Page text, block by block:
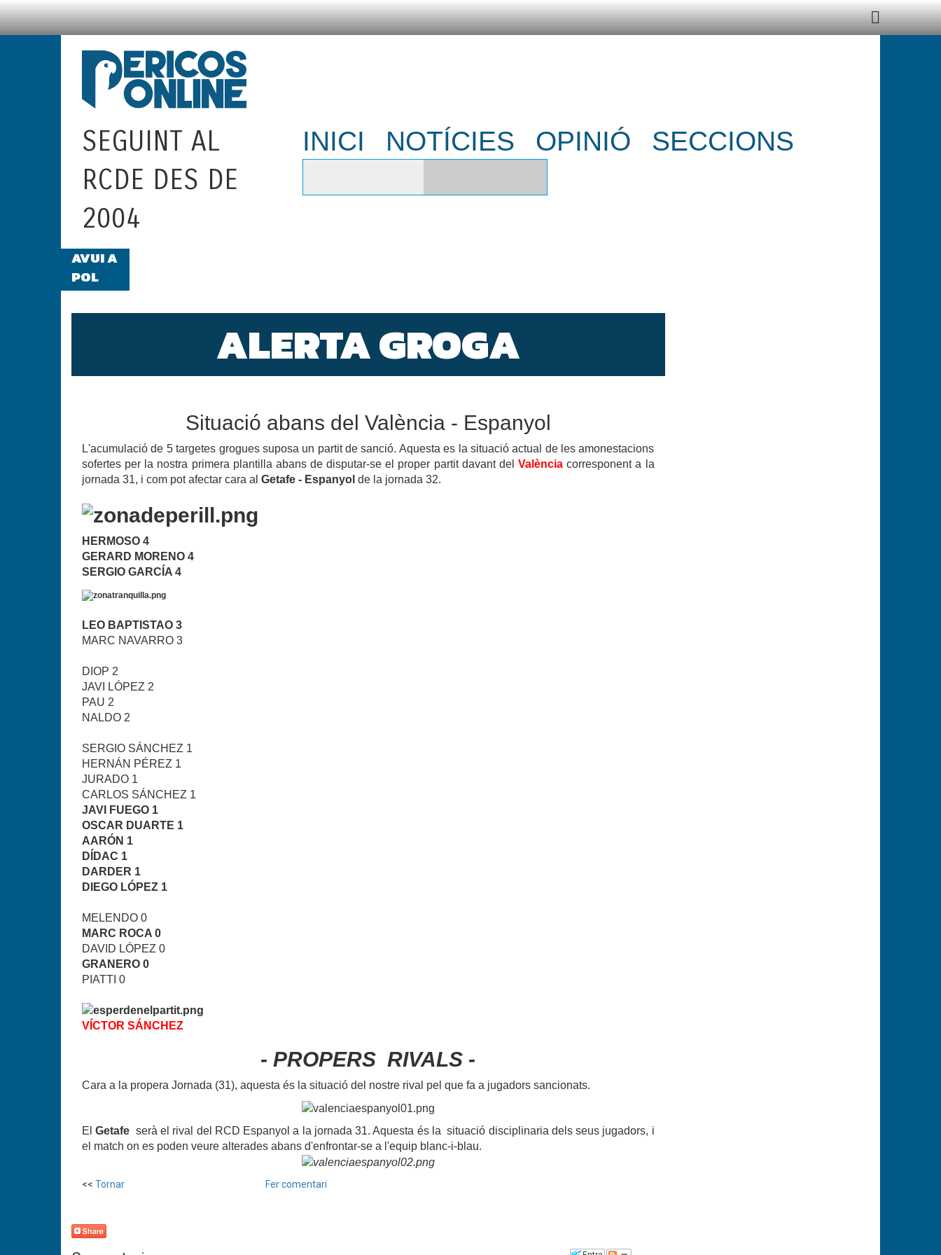
SEGUINT AL
RCDE DES DE
2004
INICI NOTÍCIES OPINIÓ SECCIONS
AVUI A
POL
ÉS EL FILIAL UN MODEL EN EL QUAL HAURIA D'EMMIRALLAR-SE EL PRIMER
NO ESTARÍEM PARLANT D'UNA ALTRA HISTÒRIA SI LES PARETS DEL
VESTIDOR NO HAGUESSIN TREMOLAT PELS SEUS CRITS DES DEL PRIMER
DIA.
ALERTA GROGA
Situació abans del València - Espanyol
L'acumulació de 5 targetes grogues suposa un partit de sanció. Aquesta es la situació actual de les amonestacions
sofertes per la nostra primera plantilla abans de disputar-se el proper partit davant delValènciacorresponent a la
jornada 31, i com pot afectar cara al Getafe - Espanyol de la jornada 32.
HERMOSO 4
GERARD MORENO 4
SERGIO GARCÍA 4
LEO BAPTISTAO 3
MARC NAVARRO 3
DIOP 2
JAVI LÓPEZ 2
PAU 2
NALDO 2
SERGIO SÁNCHEZ 1
HERNÁN PÉREZ 1
JURADO 1
CARLOS SÁNCHEZ 1
JAVI FUEGO 1
OSCAR DUARTE 1
AARÓN 1
DÍDAC 1
DARDER 1
DIEGO LÓPEZ 1
MELENDO 0
MARC ROCA 0
DAVID LÓPEZ 0
GRANERO 0
PIATTI 0
VÍCTOR SÁNCHEZ
- PROPERS RIVALS -
Cara a la propera Jornada (31), aquesta és la situació del nostre rival pel que fa a jugadors sancionats.
ElGetafe serà el rival del RCD Espanyol a la jornada 31. Aquesta és la situació disciplinaria dels seus jugadors, i
el match on es poden veure alterades abans d'enfrontar-se a l'equip blanc-i-blau.
<< Tornar Fer comentari